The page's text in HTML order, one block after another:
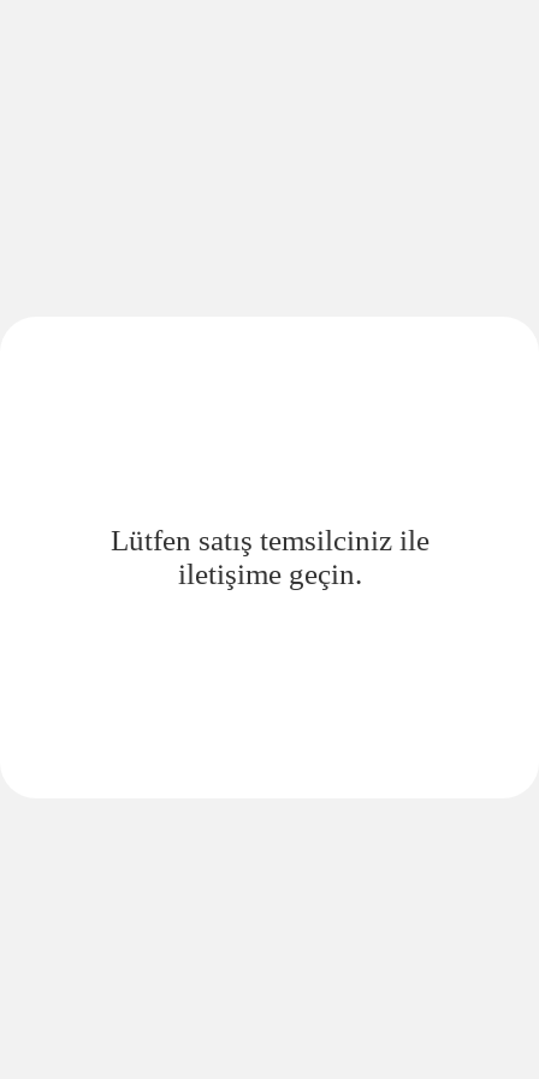
Lütfen satış temsilciniz ile
iletişime geçin.